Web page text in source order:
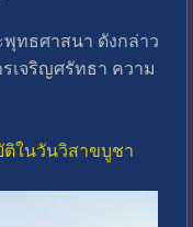
ทธศาสนา ดังกล่าว
เจริญศรัทธา ความ
ในวันวิสาขบูชา